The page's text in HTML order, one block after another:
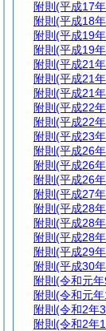
附則 (平成17
附則 (平成18
附則 (平成19
附則 (平成19
附則 (平成21
附則 (平成21
附則 (平成21
附則 (平成22
附則 (平成22
附則 (平成23
附則 (平成26
附則 (平成26
附則 (平成26
附則 (平成27
附則 (平成28
附則 (平成28
附則 (平成28
附則 (平成29
附則 (平成30
附則 (令和元
附則 (令和元
附則 (令和2年
附則 (令和2年